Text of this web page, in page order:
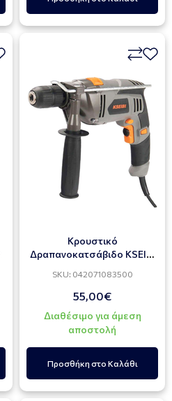
Κρουστικό
Δραπανοκατσάβιδο KSEIBI
SKU: 042071083500
55,00€
Διαθέσιμο για άμεση
αποστολή
Προσθήκη στο Καλάθι